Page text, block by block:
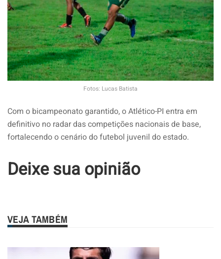
Fotos: Lucas Batista
Com o bicampeonato garantido, o Atlético-PI entra em
definitivo no radar das competições nacionais de base,
fortalecendo o cenário do futebol juvenil do estado.
Deixe sua opinião
VEJA TAMBÉM